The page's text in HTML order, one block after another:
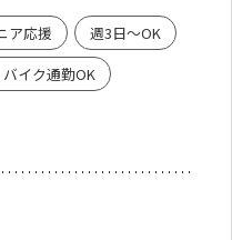
ア応援
週3日～OK
イク通勤OK